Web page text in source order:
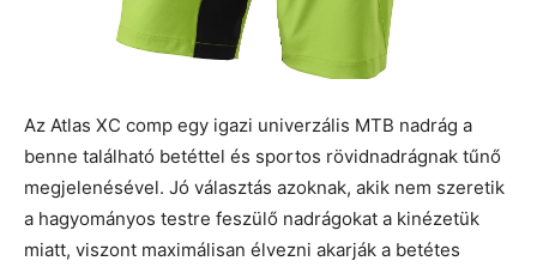
Az Atlas XC comp egy igazi univerzális MTB nadrág a
benne található betéttel és sportos rövidnadrágnak tűnő
megjelenésével. Jó választás azoknak, akik nem szeretik
a hagyományos testre feszülő nadrágokat a kinézetük
miatt, viszont maximálisan élvezni akarják a betétes